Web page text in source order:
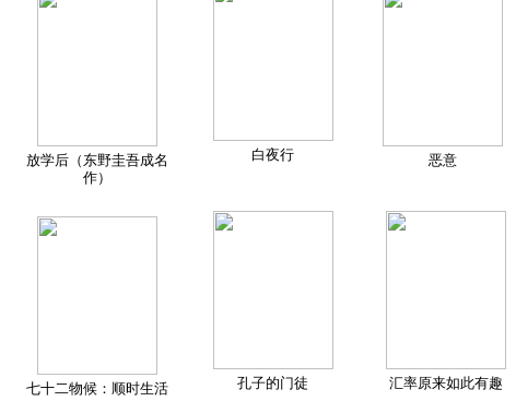
放学后（东野圭吾成名
作）
白夜行 恶意
七十二物候：顺时生活 孔子的门徒 汇率原来如此有趣